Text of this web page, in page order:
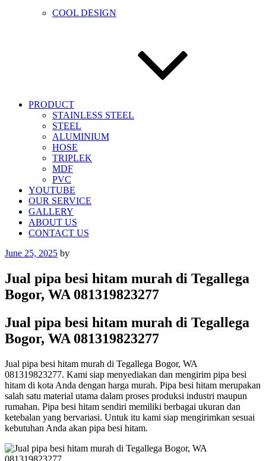
COOL DESIGN
PRODUCT
STAINLESS STEEL
STEEL
ALUMINIUM
HOSE
TRIPLEK
MDF
PVC
YOUTUBE
OUR SERVICE
GALLERY
ABOUT US
CONTACT US
Posted
June 25, 2025 by
Jual pipa besi hitam murah di Tegallega
Bogor, WA 081319823277
Jual pipa besi hitam murah di Tegallega
Bogor, WA 081319823277
Jual pipa besi hitam murah di Tegallega Bogor, WA
081319823277. Kami siap menyediakan dan mengirim pipa besi
hitam di kota Anda dengan harga murah. Pipa besi hitam merupakan
salah satu material utama dalam proses produksi industri maupun
rumahan. Pipa besi hitam sendiri memiliki berbagai ukuran dan
ketebalan yang bervariasi. Untuk itu kami siap mengirimkan sesuai
kebutuhan Anda akan pipa besi hitam.